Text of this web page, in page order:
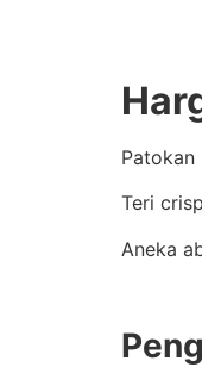
Patokan
Teri
Aneka